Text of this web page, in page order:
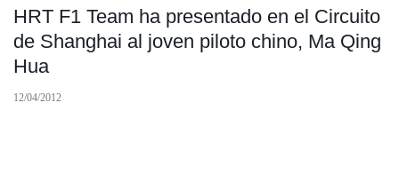
HRT F1 Team ha presentado en el Circuito
de Shanghai al joven piloto chino, Ma Qing
Hua
12/04/2012